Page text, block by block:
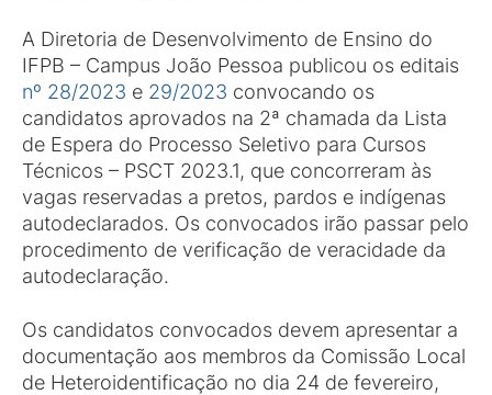
A Diretoria de Desenvolvimento de Ensino do
IFPB – Campus João Pessoa publicou os editais
nº 28/2023 e 29/2023 convocando os
candidatos aprovados na 2ª chamada da Lista
de Espera do Processo Seletivo para Cursos
Técnicos – PSCT 2023.1, que concorreram às
vagas reservadas a pretos, pardos e indígenas
autodeclarados. Os convocados irão passar pelo
procedimento de verificação de veracidade da
autodeclaração.
Os candidatos convocados devem apresentar a
documentação aos membros da Comissão Local
de Heteroidentificação no dia 24 de fevereiro,